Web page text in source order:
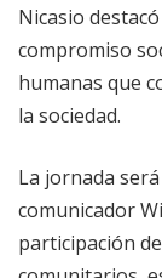
Nicasio
compromiso
humanas que
la sociedad.
La jornada
comunicador
participación